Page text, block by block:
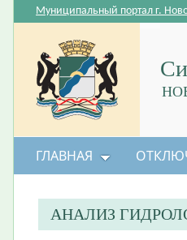
Муниципальный портал г.
ГЛАВНАЯ
АНАЛИЗ